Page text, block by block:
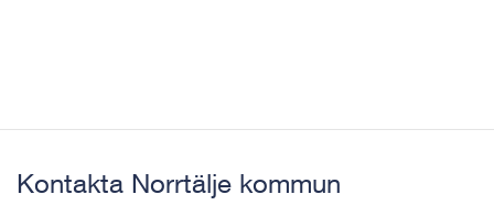
Kontakta Norrtälje kommun